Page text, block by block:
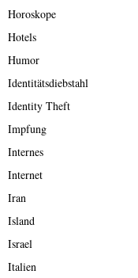
Horoskope
Hotels
Humor
Identitätsdiebstahl
Identity Theft
Impfung
Internes
Internet
Iran
Island
Israel
Italien